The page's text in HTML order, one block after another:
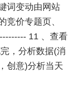
词变动由网站
竞价专题页、
11 、查看
，分析数据(消
创意)分析当天